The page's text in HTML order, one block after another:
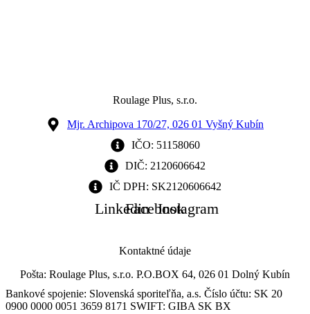
Roulage Plus, s.r.o.
Mjr. Archipova 170/27, 026 01 Vyšný Kubín
IČO: 51158060
DIČ: 2120606642
IČ DPH: SK2120606642
LinkedinFacebookInstagram
Kontaktné údaje
Pošta: Roulage Plus, s.r.o. P.O.BOX 64, 026 01 Dolný Kubín
Bankové spojenie: Slovenská sporiteľňa, a.s. Číslo účtu: SK 20
0900 0000 0051 3659 8171 SWIFT: GIBA SK BX